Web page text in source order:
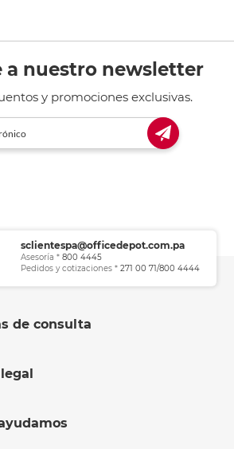
a nuestro newsletter
y promociones exclusivas.
sclientespa@officedepot.com.pa
Asesoría * 800 4445
Pedidos y cotizaciones * 271 00 71/800 4444
de consulta